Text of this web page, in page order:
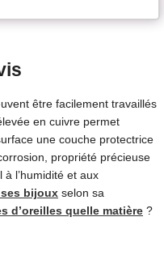
être facilement travaillés
en cuivre permet
une couche protectrice
propriété précieuse
l’humidité et aux
bijoux selon sa
d’oreilles quelle matière ?